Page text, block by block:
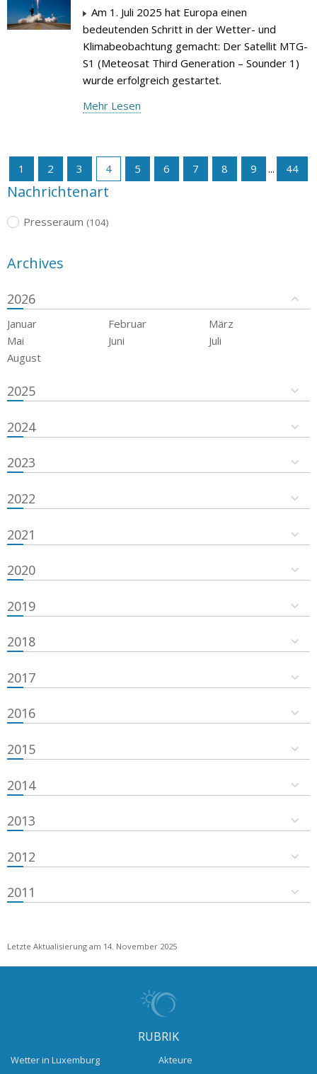
Am 1. Juli 2025 hat Europa einen
bedeutenden Schritt in der Wetter- und
Klimabeobachtung gemacht: Der Satellit MTG-
S1 (Meteosat Third Generation – Sounder 1)
wurde erfolgreich gestartet.
Mehr Lesen
1 2 3 4 5 6 7 8 9 ... 44
Nachrichtenart
Presseraum (104)
Archives
2026
Januar Februar
März
Mai
Juni
Juli
August
2025
2024
2023
2022
2021
2020
2019
2018
2017
2016
2015
2014
2013
2012
2011
Letzte Aktualisierung am 14. November 2025
RUBRIK
Wetter in Luxemburg
Akteure